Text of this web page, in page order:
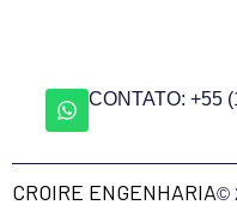
CONTATO: +55
CROIRE ENGENHARIA©